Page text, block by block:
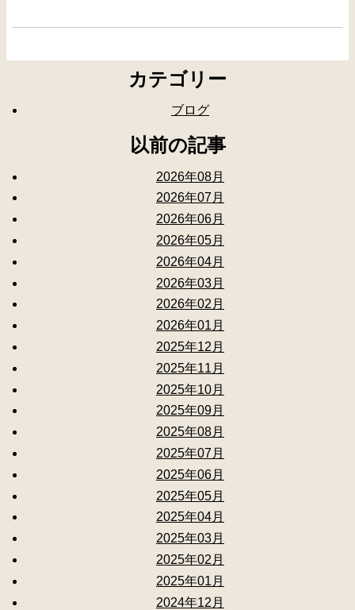
カテゴリー
ブログ
以前の記事
2026年08月
2026年07月
2026年06月
2026年05月
2026年04月
2026年03月
2026年02月
2026年01月
2025年12月
2025年11月
2025年10月
2025年09月
2025年08月
2025年07月
2025年06月
2025年05月
2025年04月
2025年03月
2025年02月
2025年01月
2024年12月